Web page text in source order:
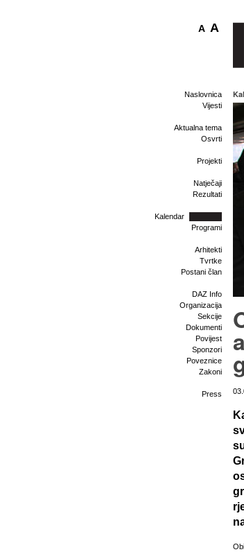
A A
Naslovnica
Vijesti
Aktualna tema
Osvrti
Projekti
Natječaji
Rezultati
Kalendar
Programi
Arhitekti
Tvrtke
Postani član
DAZ Info
Organizacija
Sekcije
Dokumenti
Povijest
Sponzori
Poveznice
Zakoni
Press